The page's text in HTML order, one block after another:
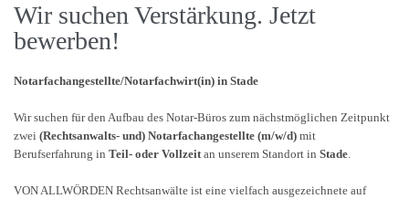
Wir suchen Verstärkung. Jetzt
bewerben!
Notarfachangestellte/Notarfachwirt(in) in Stade
Wir suchen für den Aufbau des Notar-Büros zum nächstmöglichen Zeitpunkt
zwei (Rechtsanwalts- und) Notarfachangestellte (m/w/d) mit
Berufserfahrung in Teil- oder Vollzeitan unserem Standort in Stade.
VON ALLWÖRDEN Rechtsanwälte ist eine vielfach ausgezeichnete auf